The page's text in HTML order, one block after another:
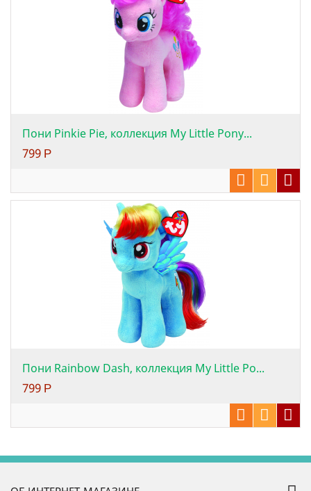
Пони Pinkie Pie, коллекция My Little Pony...
799 Р
Пони Rainbow Dash, коллекция My Little Po...
799 Р